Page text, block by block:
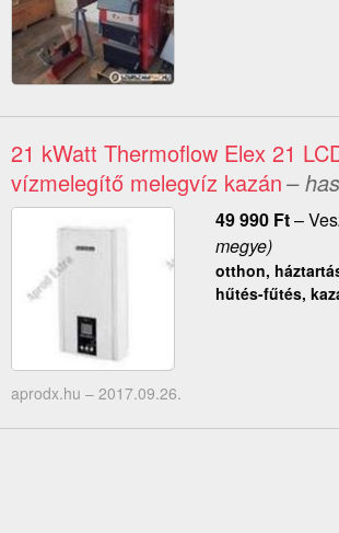
21 kWatt Thermoflow Elex 21
vízmelegítő melegvíz kazán–
49 990 Ft–
megye)
otthon,
hűtés-fűtés,
aprodx.hu – 2017.09.26.